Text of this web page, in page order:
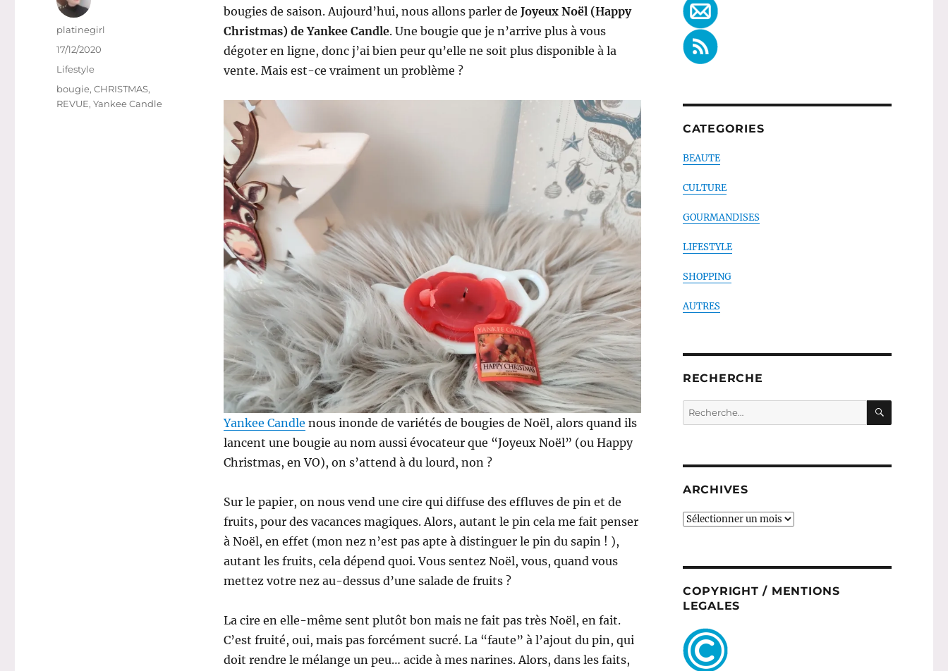
bougies de saison. Aujourd’hui, nous allons parler de Joyeux Noël (Happy
Christmas) de Yankee Candle. Une bougie que je n’arrive plus à vous
dégoter en ligne, donc j’ai bien peur qu’elle ne soit plus disponible à la
vente. Mais est-ce vraiment un problème ?
Yankee Candle nous inonde de variétés de bougies de Noël, alors quand ils
lancent une bougie au nom aussi évocateur que “Joyeux Noël” (ou Happy
Christmas, en VO), on s’attend à du lourd, non ?
Sur le papier, on nous vend une cire qui diffuse des effluves de pin et de
fruits, pour des vacances magiques. Alors, autant le pin cela me fait penser
à Noël, en effet (mon nez n’est pas apte à distinguer le pin du sapin ! ),
autant les fruits, cela dépend quoi. Vous sentez Noël, vous, quand vous
mettez votre nez au-dessus d’une salade de fruits ?
La cire en elle-même sent plutôt bon mais ne fait pas très Noël, en fait.
C’est fruité, oui, mais pas forcément sucré. La “faute” à l’ajout du pin, qui
doit rendre le mélange un peu… acide à mes narines. Alors, dans les faits,
Auteur
platinegirl
Publié
le
17/12/2020
Catégories
Lifestyle
Étiquettes
bougie,CHRISTMAS,
REVUE,Yankee Candle
CATEGORIES
BEAUTE
CULTURE
GOURMANDISES
LIFESTYLE
SHOPPING
AUTRES
RECHERCHE
Recherche
pour :
ARCHIVES
ARCHIVES
COPYRIGHT / MENTIONS
LEGALES